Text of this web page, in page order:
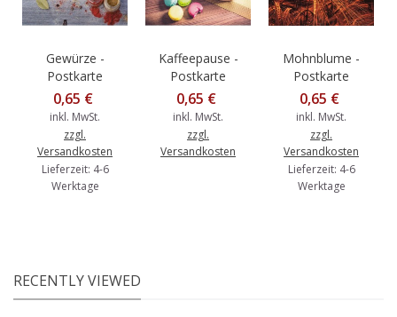
Gewürze -
Postkarte
0,65 €
inkl. MwSt.
zzgl.
Versandkosten
Lieferzeit: 4-6
Werktage
Kaffeepause -
Postkarte
0,65 €
inkl. MwSt.
zzgl.
Versandkosten
Mohnblume -
Postkarte
0,65 €
inkl. MwSt.
zzgl.
Versandkosten
Lieferzeit: 4-6
Werktage
RECENTLY VIEWED